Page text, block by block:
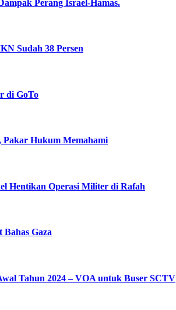
Perang Israel-Hamas.
Sudah 38 Persen
di GoTo
Hukum Memahami
Hentikan Operasi Militer di Rafah
Gaza
Tahun 2024 – VOA untuk Buser SCTV